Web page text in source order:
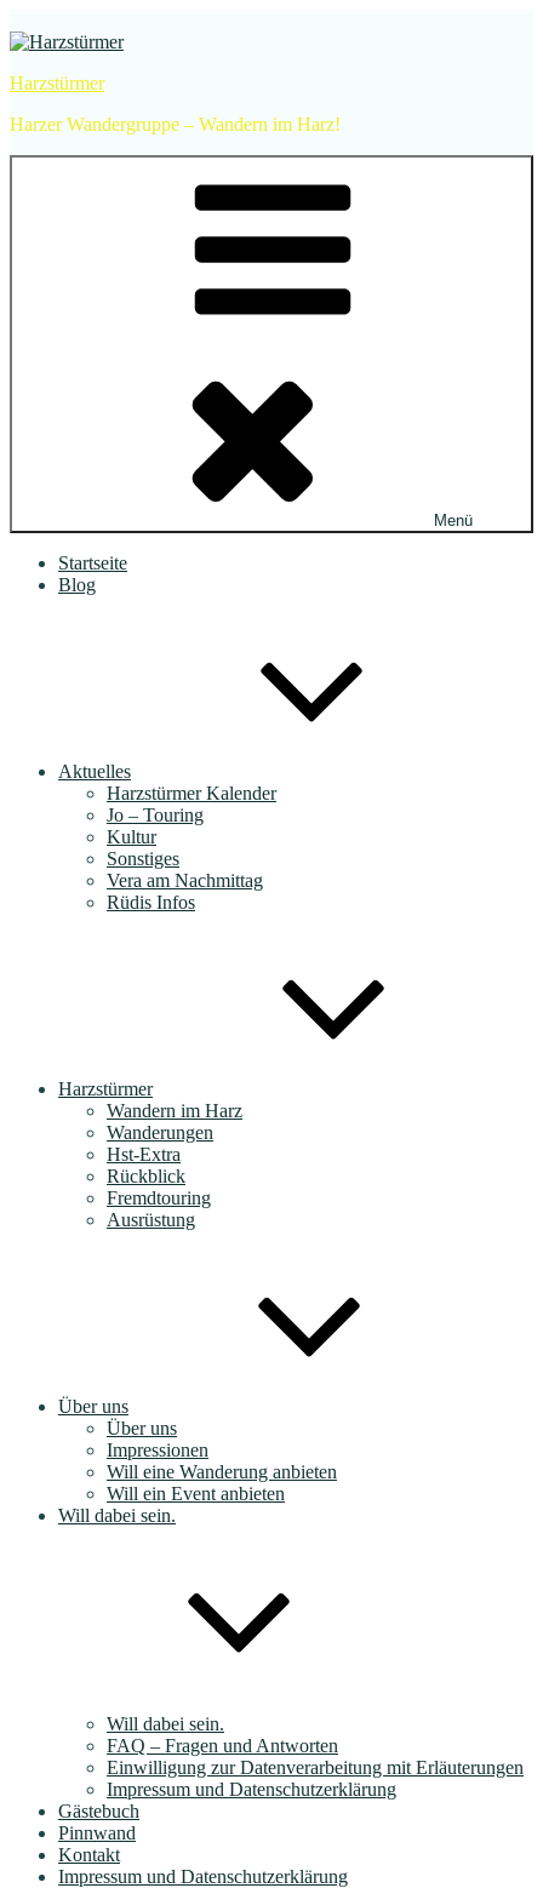
Inhalt
Harzstürmer
Harzer Wandergruppe – Wandern im Harz!
Menü
Startseite
Blog
Aktuelles
Harzstürmer Kalender
Jo – Touring
Kultur
Sonstiges
Vera am Nachmittag
Rüdis Infos
Harzstürmer
Wandern im Harz
Wanderungen
Hst-Extra
Rückblick
Fremdtouring
Ausrüstung
Über uns
Über uns
Impressionen
Will eine Wanderung anbieten
Will ein Event anbieten
Will dabei sein.
Will dabei sein.
FAQ – Fragen und Antworten
Einwilligung zur Datenverarbeitung mit Erläuterungen
Impressum und Datenschutzerklärung
Gästebuch
Pinnwand
Kontakt
Impressum und Datenschutzerklärung